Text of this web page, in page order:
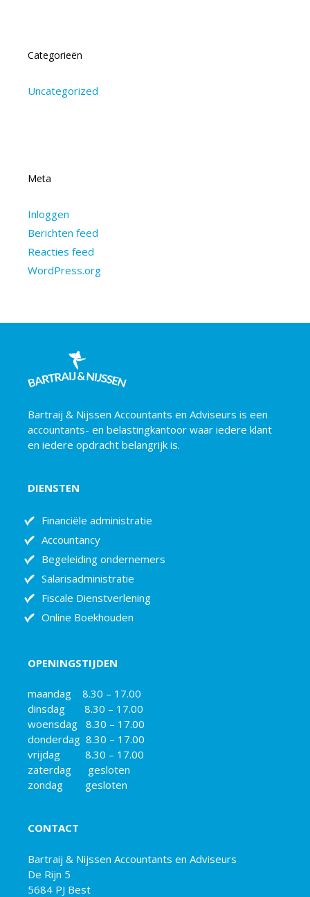
Categorieën
Uncategorized
Meta
Inloggen
Berichten feed
Reacties feed
WordPress.org
Bartraij & Nijssen Accountants en Adviseurs is een
accountants- en belastingkantoor waar iedere klant
en iedere opdracht belangrijk is.
DIENSTEN
Financiële administratie
Accountancy
Begeleiding ondernemers
Salarisadministratie
Fiscale Dienstverlening
Online Boekhouden
OPENINGSTIJDEN
maandag 8.30 – 17.00
dinsdag 8.30 – 17.00
woensdag 8.30 – 17.00
donderdag 8.30 – 17.00
vrijdag 8.30 – 17.00
zaterdag gesloten
zondag gesloten
CONTACT
Bartraij & Nijssen Accountants en Adviseurs
De Rijn 5
5684 PJ Best